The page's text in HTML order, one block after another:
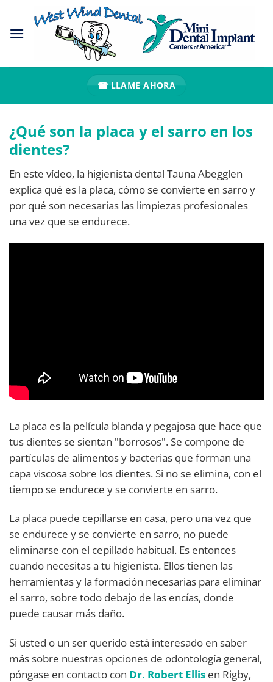
contenido
☎ LLAME AHORA
¿Qué son la placa y el sarro en los
dientes?
En este vídeo, la higienista dental Tauna Abegglen
explica qué es la placa, cómo se convierte en sarro y
por qué son necesarias las limpiezas profesionales
una vez que se endurece.
La placa es la película blanda y pegajosa que hace que
tus dientes se sientan "borrosos". Se compone de
partículas de alimentos y bacterias que forman una
capa viscosa sobre los dientes. Si no se elimina, con el
tiempo se endurece y se convierte en sarro.
La placa puede cepillarse en casa, pero una vez que
se endurece y se convierte en sarro, no puede
eliminarse con el cepillado habitual. Es entonces
cuando necesitas a tu higienista. Ellos tienen las
herramientas y la formación necesarias para eliminar
el sarro, sobre todo debajo de las encías, donde
puede causar más daño.
Si usted o un ser querido está interesado en saber
más sobre nuestras opciones de odontología general,
póngase en contacto con Dr. Robert Ellis en Rigby,